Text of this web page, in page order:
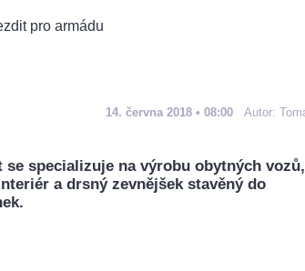
14. června 2018 • 08:00 Autor:
se specializuje na výrobu obytných
a drsný zevnějšek stavěný do